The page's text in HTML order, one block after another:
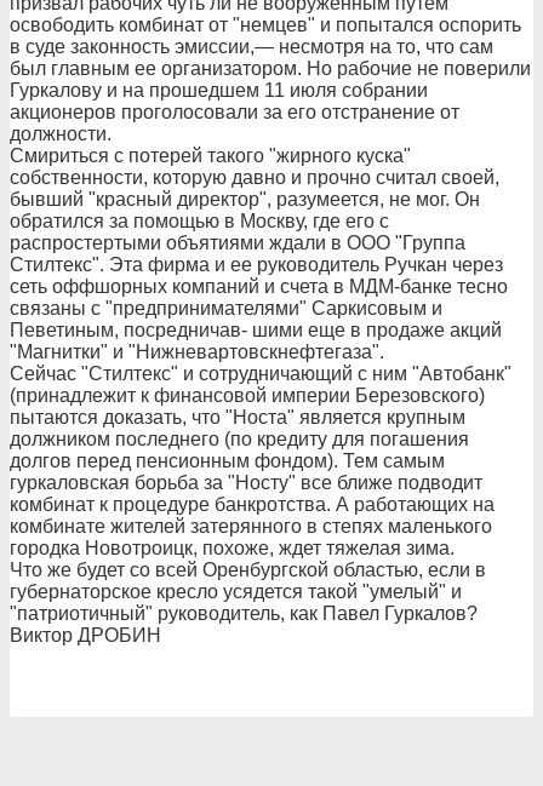
освободить комбинат от "немцев" и попытался оспорить
в суде законность эмиссии,— несмотря на то, что сам
был главным ее организатором. Но рабочие не поверили
Гуркалову и на прошедшем 11 июля собрании
акционеров проголосовали за его отстранение от
должности.
Смириться с потерей такого "жирного куска"
собственности, которую давно и прочно считал своей,
бывший "красный директор", разумеется, не мог. Он
обратился за помощью в Москву, где его с
распростертыми объятиями ждали в ООО "Группа
Стилтекс". Эта фирма и ее руководитель Ручкан через
сеть оффшорных компаний и счета в МДМ-банке тесно
связаны с "предпринимателями" Саркисовым и
Певетиным, посредничав- шими еще в продаже акций
"Магнитки" и "Нижневартовскнефтегаза".
Сейчас "Стилтекс" и сотрудничающий с ним "Автобанк"
(принадлежит к финансовой империи Березовского)
пытаются доказать, что "Носта" является крупным
должником последнего (по кредиту для погашения
долгов перед пенсионным фондом). Тем самым
гуркаловская борьба за "Носту" все ближе подводит
комбинат к процедуре банкротства. А работающих на
комбинате жителей затерянного в степях маленького
городка Новотроицк, похоже, ждет тяжелая зима.
Что же будет со всей Оренбургской областью, если в
губернаторское кресло усядется такой "умелый" и
"патриотичный" руководитель, как Павел Гуркалов?
Виктор ДРОБИН